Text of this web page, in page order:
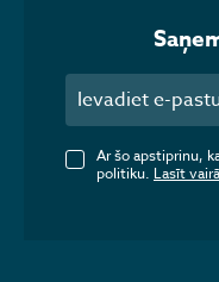
Ar šo apstiprinu,
politiku. Lasīt